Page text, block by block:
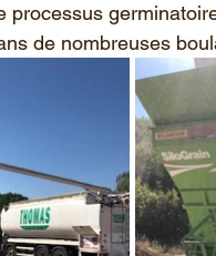
processus
de nombreuses